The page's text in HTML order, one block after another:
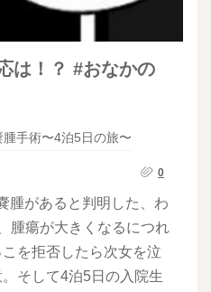
は！？ #おなかの
手術〜4泊5日の旅〜
0
腫があると判明した、わ
腫瘍が大きくなるにつれ
を拒否したら次女を泣
そして4泊5日の入院生